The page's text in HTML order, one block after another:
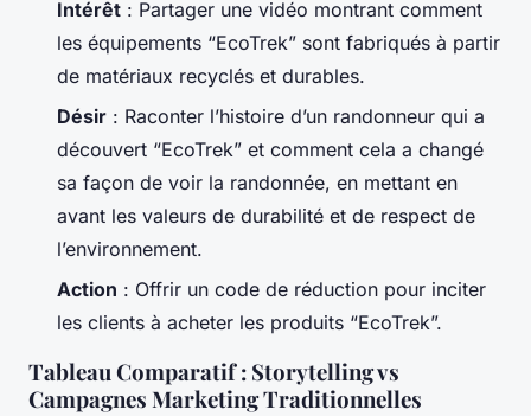
Intérêt : Partager une vidéo montrant comment
les équipements “EcoTrek” sont fabriqués à partir
de matériaux recyclés et durables.
Désir : Raconter l’histoire d’un randonneur qui a
découvert “EcoTrek” et comment cela a changé
sa façon de voir la randonnée, en mettant en
avant les valeurs de durabilité et de respect de
l’environnement.
Action : Offrir un code de réduction pour inciter
les clients à acheter les produits “EcoTrek”.
Tableau Comparatif : Storytelling vs
Campagnes Marketing Traditionnelles